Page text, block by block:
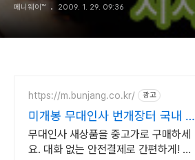
페니웨이™ 2009. 1. 29. 09:36
https://m.bunjang.co.kr/ 광고
미개봉 무대인사 번개장터 국내 최
대 브랜드 중고거래
무대인사 새상품을 중고가로 구매하세
요. 대화 없는 안전결제로 간편하게! 전